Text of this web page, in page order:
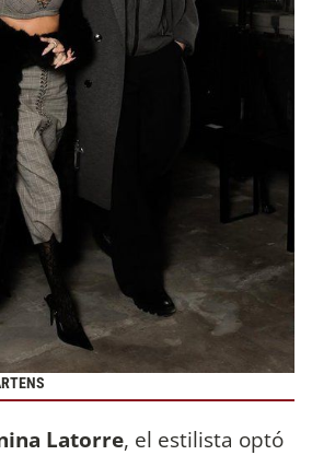
Latorre, el estilista optó